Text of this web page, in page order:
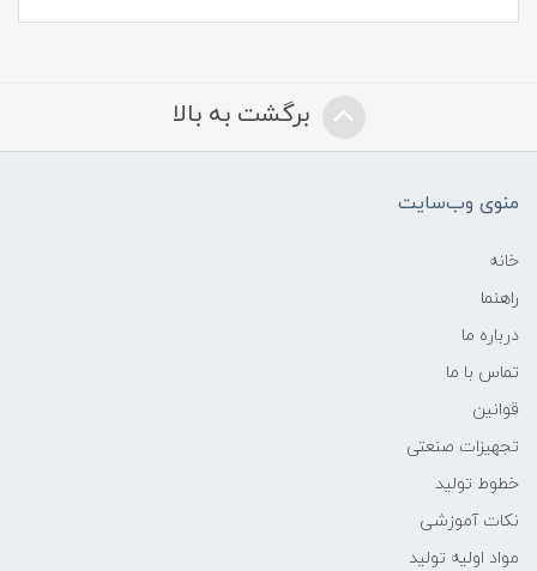
برگشت به بالا
منوی وب‌سایت
خانه
راهنما
درباره ما
تماس با ما
قوانین
تجهیزات صنعتی
خطوط تولید
نکات آموزشی
مواد اولیه تولید